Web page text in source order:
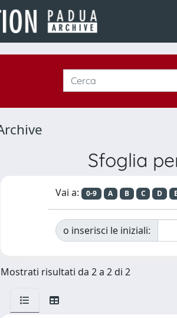
Sfoglia
Vai a: 0-9 A B C D E
o inserisci le iniziali:
Mostrati risultati da 2 a 2 di 2